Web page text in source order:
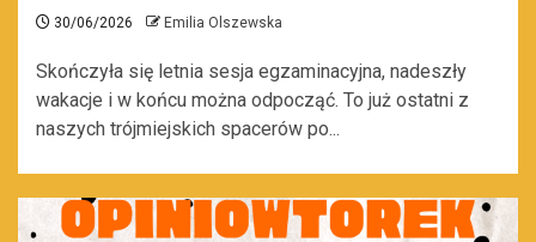
30/06/2026 Emilia Olszewska
Skończyła się letnia sesja egzaminacyjna, nadeszły
wakacje i w końcu można odpocząć. To już ostatni z
naszych trójmiejskich spacerów po...